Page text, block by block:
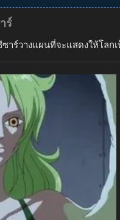
ร์
ร์วางแผนที่จะแสดงให้โลก